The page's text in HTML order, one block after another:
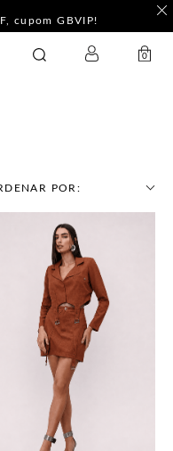
cupom GBVIP!
0
POR: